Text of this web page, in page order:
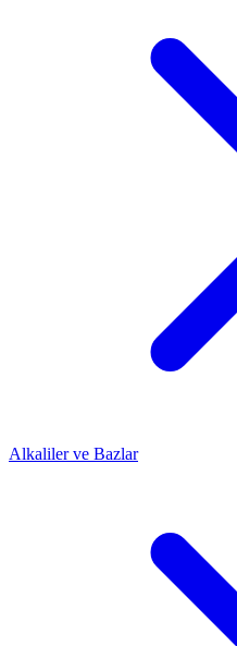
Alkaliler ve Bazlar